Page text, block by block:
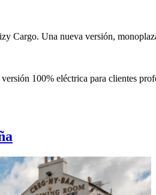
Una nueva versión,
100% eléctrica para clientes